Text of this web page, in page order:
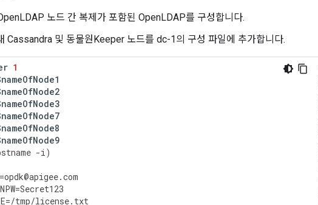
노드 간 복제가 포함된 OpenLDAP를 구성합니다.
Cassandra 및 동물원Keeper 노드를 dc-1의 구성 파일에 추가합니다.
1
-i)
=opdk@apigee.com
=Secret123
=/tmp/license. txt